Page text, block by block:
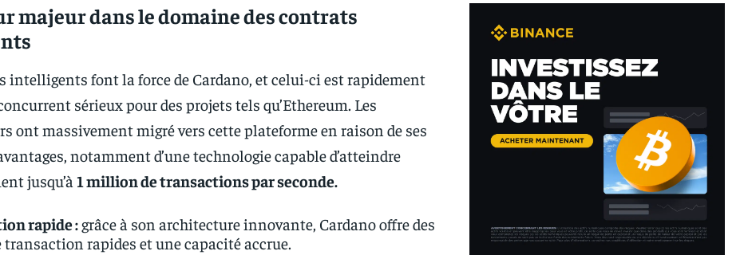
majeur dans le domaine des contrats
intelligents font la force de Cardano, et celui-ci est rapidement
sérieux pour des projets tels qu’Ethereum. Les
ont massivement migré vers cette plateforme en raison de ses
notamment d’une technologie capable d’atteindre
jusqu’à1 million de transactions par seconde.
rapide :grâce à son architecture innovante, Cardano offre des
transaction rapides et une capacité accrue.